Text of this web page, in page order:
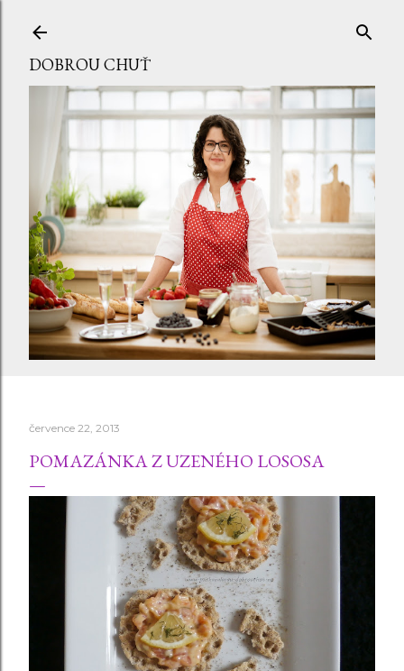
DOBROU CHUŤ
července 22, 2013
POMAZÁNKA Z UZENÉHO LOSOSA